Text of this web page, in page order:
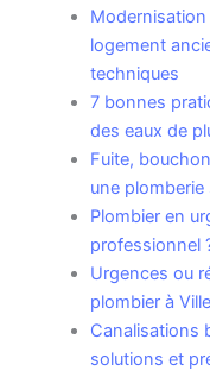
Modernisation
logement
techniques
7 bonnes
des eaux de
Fuite,
une
Plombier en
professionnel
Urgences ou
plombier à
Canalisations
solutions et